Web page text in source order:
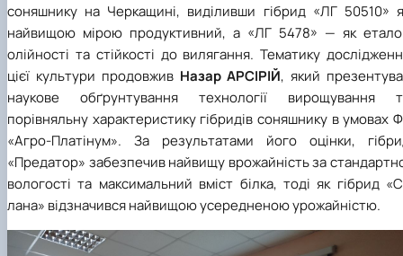
соняшнику на Черкащині, виділивши гібрид «ЛГ 50510»
найвищою мірою продуктивний, а «ЛГ 5478» — як
олійності та стійкості до вилягання. Тематику
цієї культури продовжив Назар АРСІРІЙ, який
наукове обґрунтування технології вирощування
порівняльну характеристику гібридів соняшнику в умовах
«Агро-Платінум». За результатами його оцінки,
«Предатор» забезпечив найвищу врожайність за
вологості та максимальний вміст білка, тоді як гібрид
лана» відзначився найвищою усередненою урожайністю.